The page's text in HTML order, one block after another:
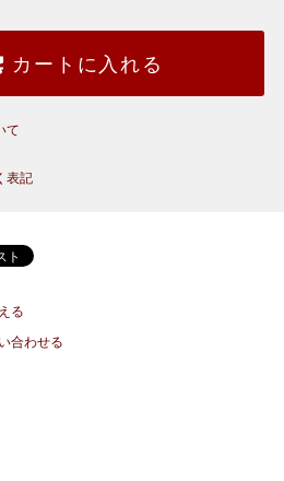
カートに入れる
て
表記
る
合わせる